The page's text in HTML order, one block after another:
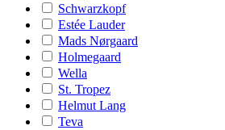
Schwarzkopf
Estée Lauder
Mads Nørgaard
Holmegaard
Wella
St. Tropez
Helmut Lang
Teva